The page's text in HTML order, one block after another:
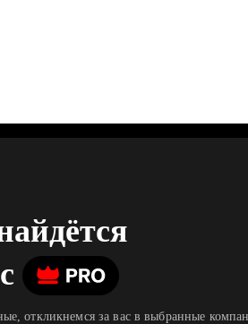
c
откликнемся за вас в выбранные